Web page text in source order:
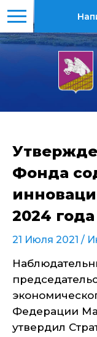
Фонда
2024 года
21 Июля 2021 /
Федерации
утвердил